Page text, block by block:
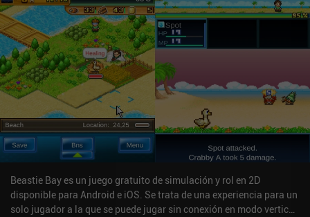
constante de progresión que lo une todo. La única pega es que no
todas las características del juego están bien explicadas. Beastie
Bay DX es un juego premium que cuesta 7,49 $ en Android y 5,99 $
en iOS, pero el juego también está disponible en Google Play Pass.
Además, hay una versión freemium independiente con anuncios e
iAPs en ambas plataformas. Si disfrutas con otros juegos de
Kairosoft o te gusta la mezcla de recolección de criaturas y
construcción de bases, merece la pena echarle un vistazo a este.
Es un pequeño y acogedor simulador con la profundidad suficiente
para mantenerte enganchado, siempre que no te moleste el ritmo.
Beastie Bay es un juego gratuito de simulación y rol en 2D
disponible para Android e iOS. Se trata de una experiencia para un
solo jugador a la que se puede jugar sin conexión en modo vertical.